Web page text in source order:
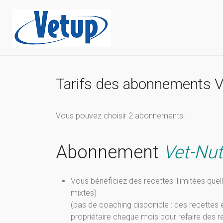
Tarifs des abonnements
Vous pouvez choisir 2 abonnements :
Abonnement Vet-
Vous bénéficiez des recettes illimitées
mixtes)
(pas de coaching disponible : des
propriétaire chaque mois pour refaire des